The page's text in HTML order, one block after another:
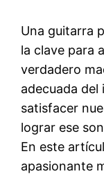
Una guitarra
la clave para
verdadero
adecuada
satisfacer
lograr ese
En este
apasionante